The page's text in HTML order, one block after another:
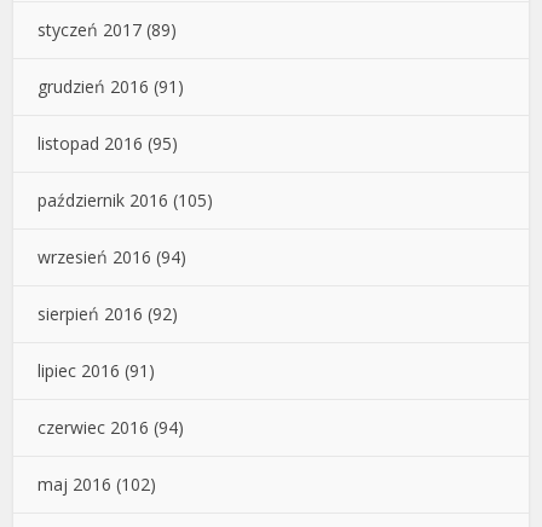
styczeń 2017 (89)
grudzień 2016 (91)
listopad 2016 (95)
październik 2016 (105)
wrzesień 2016 (94)
sierpień 2016 (92)
lipiec 2016 (91)
czerwiec 2016 (94)
maj 2016 (102)